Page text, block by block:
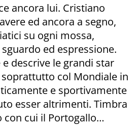
ancora lui. Cristiano
ed ancora a segno,
su ogni mossa,
ed espressione.
e descrive le grandi star
col Mondiale in
e sportivamente
esser altrimenti. Timbra
con cui il Portogallo…